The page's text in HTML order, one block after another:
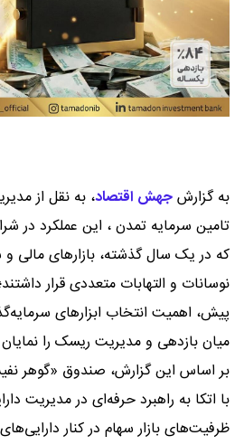
به گزارشجهش اقتصاد، به نقل از
تامین سرمایه تمدن ، این عملکرد در
که در یک سال گذشته، بازارهای مالی
نوسانات و التهابات متعددی قرار
پیش، اهمیت انتخاب ابزارهای
میان بازدهی و مدیریت ریسک را
بر اساس این گزارش، صندوق «گوهر
با اتکا به راهبرد حرفه‌ای در مدیریت
ظرفیت‌های بازار سهام در کنار